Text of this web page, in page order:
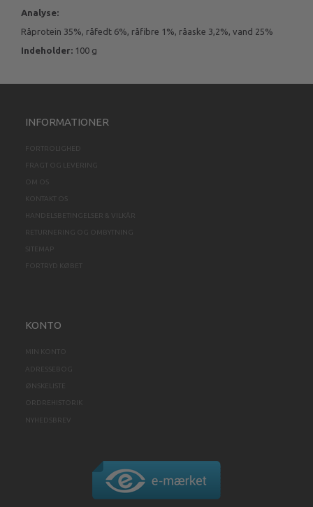
Analyse:
Råprotein 35%, råfedt 6%, råfibre 1%, råaske 3,2%, vand 25%
Indeholder: 100 g
INFORMATIONER
FORTROLIGHED
FRAGT OG LEVERING
OM OS
KONTAKT OS
HANDELSBETINGELSER & VILKÅR
RETURNERING OG OMBYTNING
SITEMAP
FORTRYD KØBET
KONTO
MIN KONTO
ADRESSEBOG
ØNSKELISTE
ORDREHISTORIK
NYHEDSBREV